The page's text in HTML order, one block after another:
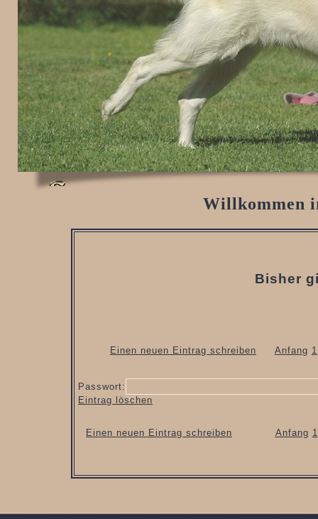
Willkommen
Bisher
Einen neuen Eintrag schreiben Anfang 1
Passwort:
Eintrag löschen
Einen neuen Eintrag schreiben Anfang 1